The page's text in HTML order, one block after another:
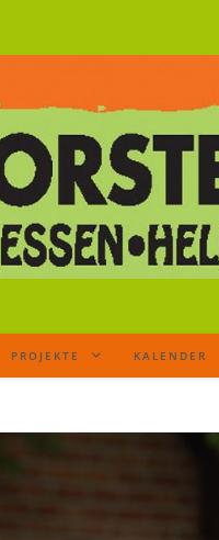
PROJEKTE KALENDER